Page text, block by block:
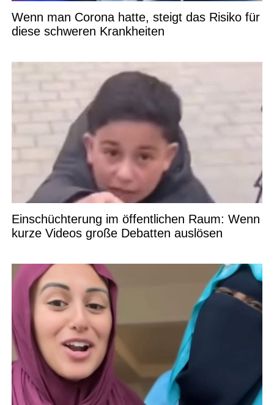
Wenn man Corona hatte, steigt das Risiko für
diese schweren Krankheiten
Einschüchterung im öffentlichen Raum: Wenn
kurze Videos große Debatten auslösen